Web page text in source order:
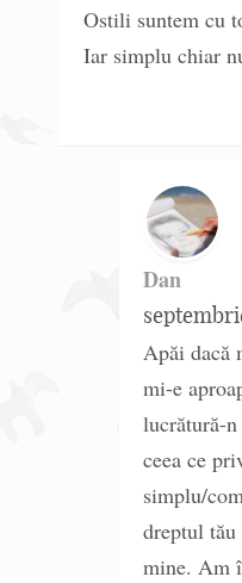
Ostili suntem cu
Iar simplu chiar
Dan
Apăi dacă
mi-e
lucrătură-
ceea ce
simplu/
dreptul
mine. Am